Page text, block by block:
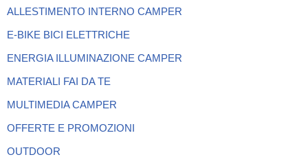
ALLESTIMENTO INTERNO CAMPER
E-BIKE BICI ELETTRICHE
ENERGIA ILLUMINAZIONE CAMPER
MATERIALI FAI DA TE
MULTIMEDIA CAMPER
OFFERTE E PROMOZIONI
OUTDOOR